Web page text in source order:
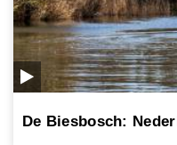
De Biesbosch: